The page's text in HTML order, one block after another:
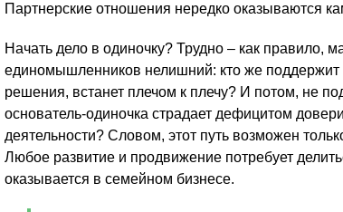
Партнерские отношения нередко оказываются
Начать дело в одиночку? Трудно – как правило,
единомышленников нелишний: кто же
решения, встанет плечом к плечу? И потом, не
основатель-одиночка страдает дефицитом
деятельности? Словом, этот путь возможен
Любое развитие и продвижение потребует
оказывается в семейном бизнесе.